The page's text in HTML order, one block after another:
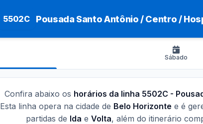
5502C Pousada Santo Antônio / Centro /
Sábado
Confira abaixo os horários da linha 5502C -
Esta linha opera na cidade de Belo Horizonte e é
partidas de Ida e Volta, além do itinerário